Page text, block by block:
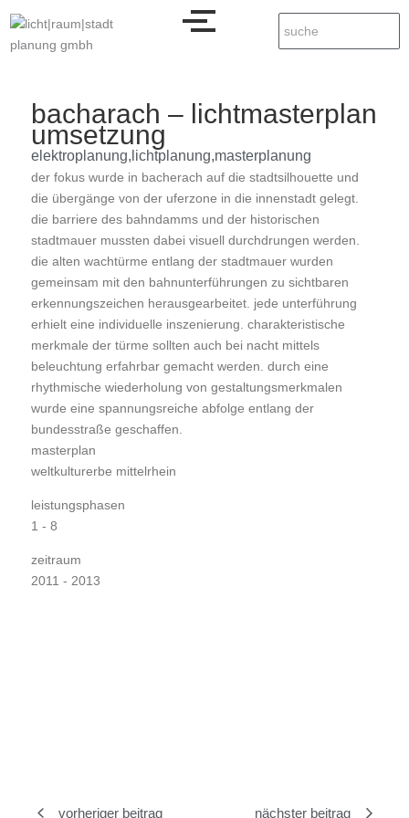
bacharach – lichtmasterplan
umsetzung
elektroplanung, lichtplanung,masterplanung
der fokus wurde in bacherach auf die stadtsilhouette und
die übergänge von der uferzone in die innenstadt gelegt.
die barriere des bahndamms und der historischen
stadtmauer mussten dabei visuell durchdrungen werden.
die alten wachtürme entlang der stadtmauer wurden
gemeinsam mit den bahnunterführungen zu sichtbaren
erkennungszeichen herausgearbeitet. jede unterführung
erhielt eine individuelle inszenierung. charakteristische
merkmale der türme sollten auch bei nacht mittels
beleuchtung erfahrbar gemacht werden. durch eine
rhythmische wiederholung von gestaltungsmerkmalen
wurde eine spannungsreiche abfolge entlang der
bundesstraße geschaffen.
masterplan
weltkulturerbe mittelrhein
leistungsphasen
1 - 8
zeitraum
2011 - 2013
vorheriger beitrag nächster beitrag